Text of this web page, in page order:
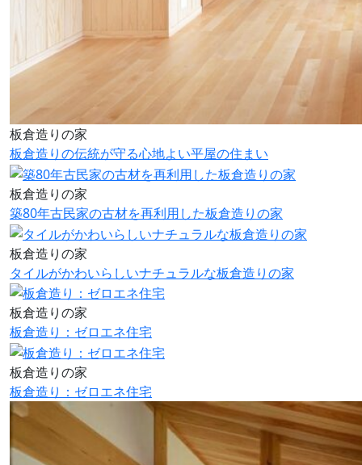
板倉造りの家
板倉造りの伝統が守る心地よい平屋の住まい
板倉造りの家
築80年古民家の古材を再利用した板倉造りの家
板倉造りの家
タイルがかわいらしいナチュラルな板倉造りの家
板倉造りの家
板倉造り：ゼロエネ住宅
板倉造りの家
板倉造り：ゼロエネ住宅